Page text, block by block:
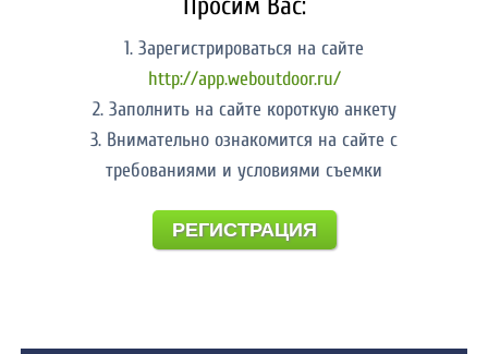
Просим Вас:
1. Зарегистрироваться на сайте
http://app.weboutdoor.ru/
2. Заполнить на сайте короткую анкету
3. Внимательно ознакомится на сайте с
требованиями и условиями съемки
РЕГИСТРАЦИЯ